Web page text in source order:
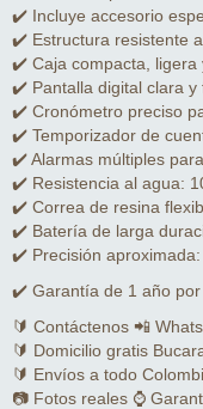
✔️ Incluye accesorio
✔️ Estructura resistente
✔️ Caja compacta, ligera
✔️ Pantalla digital clara y
✔️ Cronómetro preciso
✔️ Temporizador de
✔️ Alarmas múltiples
✔️ Resistencia al agua:
✔️ Correa de resina
✔️ Batería de larga
✔️ Precisión
✔️ Garantía de 1 año por
🔰 Contáctenos 📲
🔰 Domicilio gratis
🔰 Envíos a todo
📷 Fotos reales ⌚